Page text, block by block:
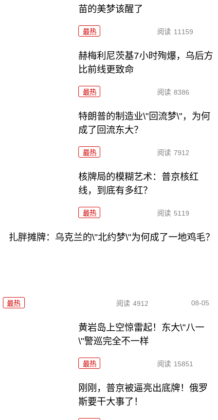
苗的美梦该醒了
最热 阅读 11159
赫梅利尼茨基7小时殉爆，乌后方
比前线更致命
最热 阅读 8386
特朗普的制造业\"回流梦\"，为何
成了回流东大？
最热 阅读 7912
核牌局的模糊艺术：普京核红
线，到底有多红？
最热 阅读 5119
扎胖摊牌：乌克兰的\"北约梦\"为何成了一地鸡毛？
最热 阅读 4912 08-05
黄岩岛上空惊雷起！东大\"八一
\"警巡完全不一样
最热 阅读 15851
刚刚，普京被逼亮出底牌！俄罗
斯要干大事了！